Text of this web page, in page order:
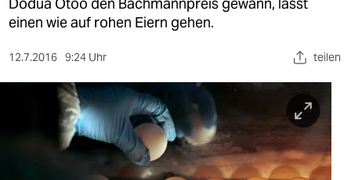
berlin
einen wie auf rohen Eiern gehen.
12.7.2016 9:24 Uhr teilen